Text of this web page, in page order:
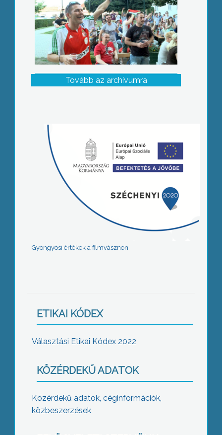
Tovább az archívumra
Gyöngyösi értékek a filmvásznon
ETIKAI KÓDEX
Választási Etikai Kódex 2022
KÖZÉRDEKŰ ADATOK
Közérdekű adatok, céginformációk,
közbeszerzések